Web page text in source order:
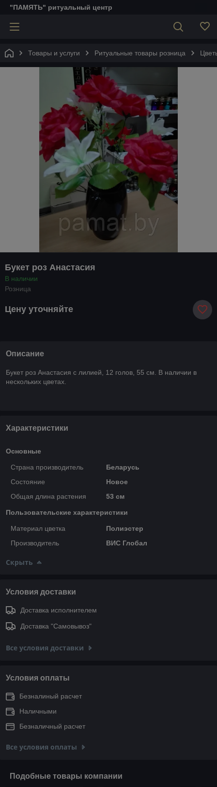
"ПАМЯТЬ" ритуальный центр
Товары и услуги Ритуальные товары розница
Букет роз Анастасия
В наличии
Розница
Цену уточняйте
Описание
Букет роз Анастасия с лилией, 12 голов, 55 см. В наличии в
нескольких цветах.
Характеристики
Основные
Страна производитель
Беларусь
Состояние
Новое
Общая длина растения
53 см
Пользовательские характеристики
Материал цветка
Полиэстер
Производитель
ВИС Глобал
Скрыть
Условия доставки
Доставка исполнителем
Доставка "Самовывоз"
Все условия доставки
Условия оплаты
Безналиный расчет
Наличными
Безналичный расчет
Все условия оплаты
Подобные товары компании